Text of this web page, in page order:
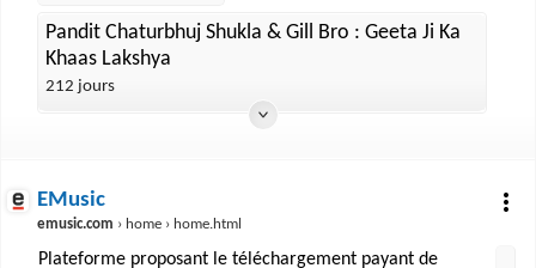
Pandit Chaturbhuj Shukla & Gill Bro : Geeta Ji Ka
Khaas Lakshya
212 jours
EMusic
emusic.com › home › home.html
Plateforme proposant le téléchargement payant de